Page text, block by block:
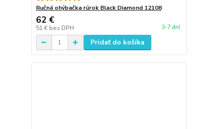
Ručná ohýbačka rúrok Black Diamond 12108
62 €
51 € bez DPH 3-7 dní
Pridať do košíka